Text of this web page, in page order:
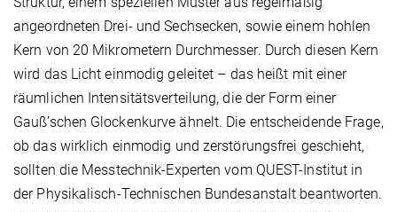
angeordneten Drei- und Sechsecken, sowie einem hohlen
Kern von 20 Mikrometern Durchmesser. Durch diesen Kern
wird das Licht einmodig geleitet – das heißt mit einer
räumlichen Intensitätsverteilung, die der Form einer
Gauß’schen Glockenkurve ähnelt. Die entscheidende Frage,
ob das wirklich einmodig und zerstörungsfrei geschieht,
sollten die Messtechnik-Experten vom QUEST-Institut in
der Physikalisch-Technischen Bundesanstalt beantworten.